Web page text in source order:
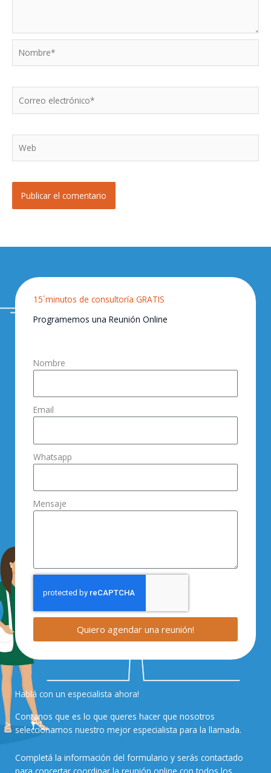
electrónico*
Hablá con un especialista ahora!
Contanos que es lo que queres hacer que nosotros
seleccionamos nuestro mejor especialista para la llamada.
Completá la información del formulario y serás contactado
15´minutos de consultoría GRATIS
Programemos una Reunión Online
Nombre
Email
Whatsapp
Mensaje
Quiero agendar una reunión!